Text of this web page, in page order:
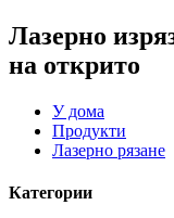
Лазерно
на открито
У дома
Продукти
Лазерно рязане
Категории